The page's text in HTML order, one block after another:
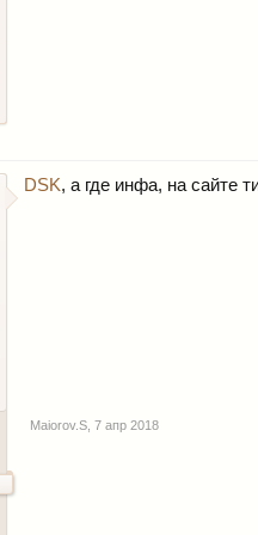
DSK, а где инфа, на сайте
Maiorov.S 7 апр 2018